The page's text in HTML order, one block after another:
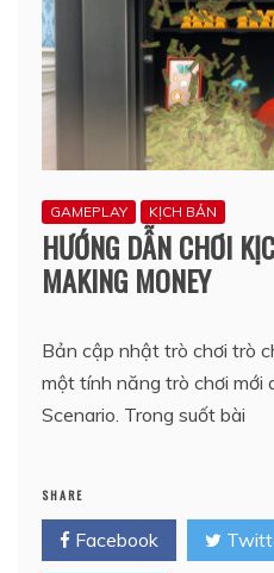
GAMEPLAY KỊCH BẢN
HƯỚNG DẪN CHƠI
MAKING MONEY
Bản cập nhật trò chơi trò
một tính năng trò chơi mới
Scenario. Trong suốt bài
SHARE
Facebook